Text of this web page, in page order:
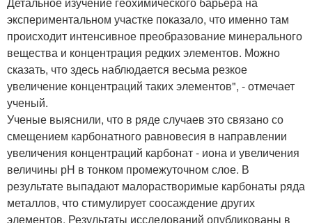
экспериментальном участке показало, что именно там
происходит интенсивное преобразование минерального
вещества и концентрация редких элементов. Можно
сказать, что здесь наблюдается весьма резкое
увеличение концентраций таких элементов", - отмечает
ученый.
Ученые выяснили, что в ряде случаев это связано со
смещением карбонатного равновесия в направлении
увеличения концентраций карбонат - иона и увеличения
величины рН в тонком промежуточном слое. В
результате выпадают малорастворимые карбонаты ряда
металлов, что стимулирует соосаждение других
элементов. Результаты исследований опубликованы в